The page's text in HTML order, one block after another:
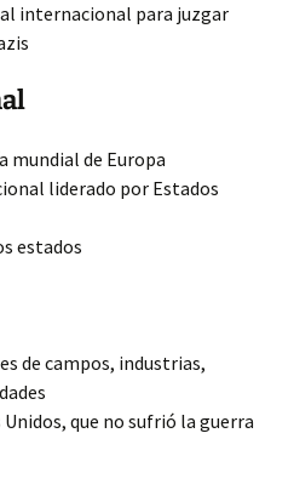
internacional para juzgar
mundial de Europa
liderado por Estados
estados
de campos, industrias,
que no sufrió la guerra